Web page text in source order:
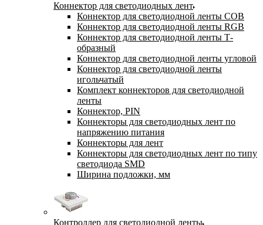
Коннектор для светодиодных лент
Коннектор для светодиодной ленты COB
Коннектор для светодиодной ленты RGB
Коннектор для светодиодной ленты Т-
образный
Коннектор для светодиодной ленты угловой
Коннектор для светодиодной ленты
игольчатый
Комплект коннекторов для светодиодной
ленты
Коннектор, PIN
Коннекторы для светодиодных лент по
напряжению питания
Коннекторы для лент
Коннекторы для светодиодных лент по типу
светодиода SMD
Ширина подложки, мм
Контроллер для светодиодной ленты